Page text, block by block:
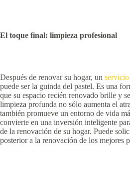
El toque final: limpieza profesional
Después de renovar su hogar, un
puede ser la guinda del pastel. Es una
que su espacio recién renovado brille y
limpieza profunda no sólo aumenta el
también promueve un entorno de vida
convierte en una inversión inteligente
de la renovación de su hogar. Puede
posterior a la renovación de los mejores